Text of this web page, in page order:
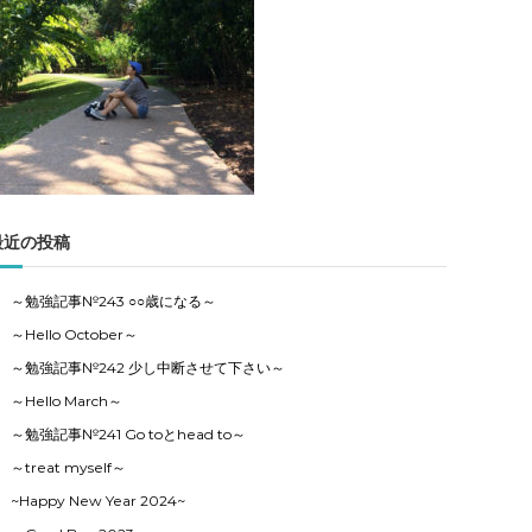
近の投稿
～勉強記事№243 ○○歳になる～
～Hello October～
～勉強記事№242 少し中断させて下さい～
～Hello March～
～勉強記事№241 Go toとhead to～
～treat myself～
~Happy New Year 2024~